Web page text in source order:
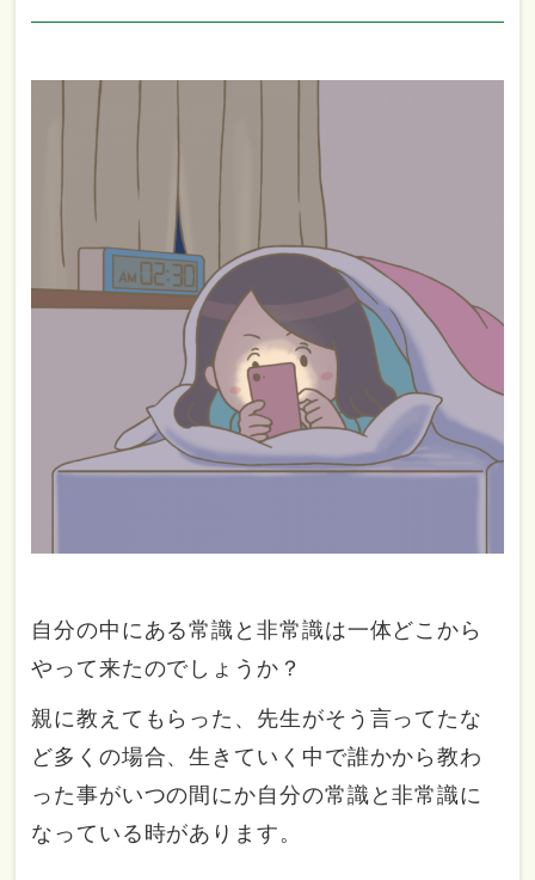
自分の中にある常識と非常識は一体どこから
やって来たのでしょうか？
親に教えてもらった、先生がそう言ってたな
ど多くの場合、生きていく中で誰かから教わ
った事がいつの間にか自分の常識と非常識に
なっている時があります。